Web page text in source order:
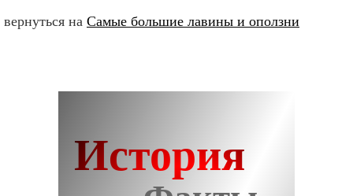
вернуться на Самые большие лавины и оползни